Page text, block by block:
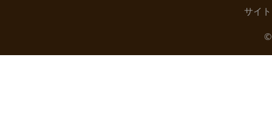
サイ
©